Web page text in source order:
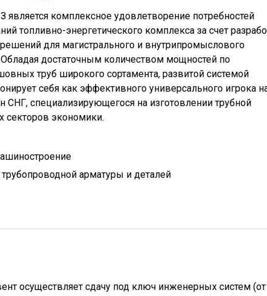
комплексное удовлетворение потребностей
топливно-энергетического комплекса за счет
для магистрального и внутрипромыслового
Обладая достаточным количеством мощностей по
труб широкого сортамента, развитой системой
себя как эффективного универсального игрока
СНГ, специализирующегося на изготовлении трубной
секторов экономики.
арматуры и деталей
осуществляет сдачу под ключ инженерных систем (от